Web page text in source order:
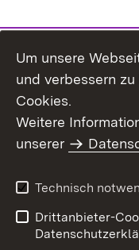
Benutzungshinweise
Um unsere
und verbessern
Cookies.
Weitere
unserer
Technisch
Drittanbieter-